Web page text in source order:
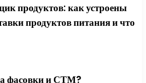
продуктов: как устроены
продуктов питания и что
фасовки и СТМ?